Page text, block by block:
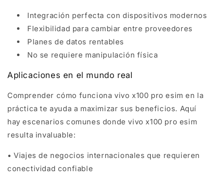
Integración perfecta con dispositivos modernos
Flexibilidad para cambiar entre proveedores
Planes de datos rentables
No se requiere manipulación física
Aplicaciones en el mundo real
Comprender cómo funciona vivo x100 pro esim en la
práctica te ayuda a maximizar sus beneficios. Aquí
hay escenarios comunes donde vivo x100 pro esim
resulta invaluable:
• Viajes de negocios internacionales que requieren
conectividad confiable